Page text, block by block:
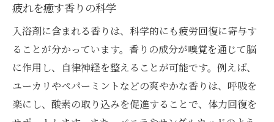
持続可能な入浴用品の選び方
天然由来の成分で心を癒す方法
環境に優しい入浴剤のメリット
入浴剤がもたらす癒しの力心と体のリフレッシ
ュを叶える
入浴剤で得るリラクゼーションの科学
疲れを癒す香りの科学
入浴剤に含まれる香りは、科学的にも疲労回復に寄与す
ることが分かっています。香りの成分が嗅覚を通じて脳
に作用し、自律神経を整えることが可能です。例えば、
ユーカリやペパーミントなどの爽やかな香りは、呼吸を
楽にし、酸素の取り込みを促進することで、体力回復を